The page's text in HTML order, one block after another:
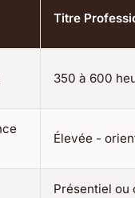
Titre
350 à 600
Élevée -
Présentiel ou